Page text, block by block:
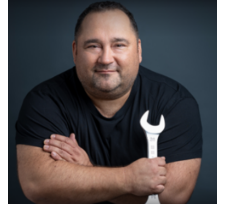
narzisstischen Missbrauch entstehen, sind oft
besonders tiefgreifend. Narzissten besitzen die
Fähigkeit, ihrem Gegenüber das Gefühl zu geben,
dass es selbst schuld an den entstandenen
Problemen sei.
Dadurch entsteht eine doppelte Verletzung: Die
ursprüngliche Verletzung durch den Narzissten
wird durch Selbstzweifel und Schuldgefühle
verstärkt. Das Opfer beginnt zu denken:
„Vielleicht habe ich wirklich einen Anteil an dem,
was passiert ist.“ Diese Dynamik führt dazu, dass
die eigenen Verletzungen verdrängt und noch
stärker verinnerlicht werden.